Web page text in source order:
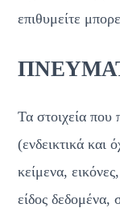
επιθυμείτε
Τα στοιχεία που
(ενδεικτικά και
κείμενα,
είδος δεδομένα,